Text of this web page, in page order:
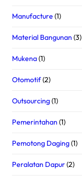
Manufacture(1)
Material Bangunan (3)
Mukena(1)
Otomotif(2)
Outsourcing(1)
Pemerintahan (1)
Pemotong Daging(1)
Peralatan Dapur(2)